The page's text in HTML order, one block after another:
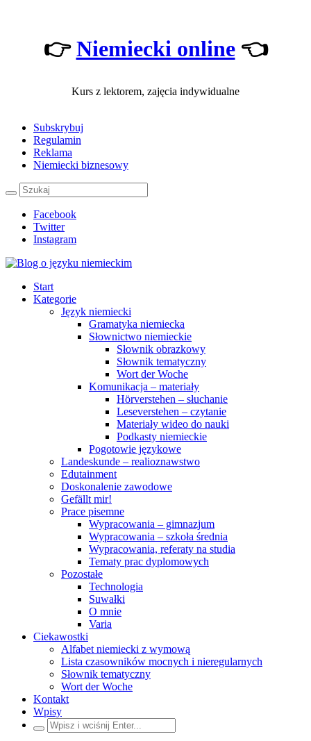
👉Niemiecki online👈
Kurs z lektorem, zajęcia indywidualne
Subskrybuj
Regulamin
Reklama
Niemiecki biznesowy
Facebook
Twitter
Instagram
Start
Kategorie
Język niemiecki
Gramatyka niemiecka
Słownictwo niemieckie
Słownik obrazkowy
Słownik tematyczny
Wort der Woche
Komunikacja – materiały
Hörverstehen – słuchanie
Leseverstehen – czytanie
Materiały wideo do nauki
Podkasty niemieckie
Pogotowie językowe
Landeskunde – realioznawstwo
Edutainment
Doskonalenie zawodowe
Gefällt mir!
Prace pisemne
Wypracowania – gimnazjum
Wypracowania – szkoła średnia
Wypracowania, referaty na studia
Tematy prac dyplomowych
Pozostałe
Technologia
Suwałki
O mnie
Varia
Ciekawostki
Alfabet niemiecki z wymową
Lista czasowników mocnych i nieregularnych
Słownik tematyczny
Wort der Woche
Kontakt
Wpisy